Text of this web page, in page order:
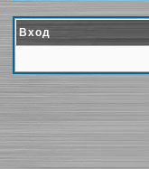
Вход